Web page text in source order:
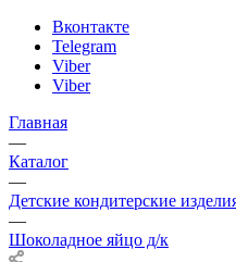
Вконтакте
Telegram
Viber
Viber
Главная
—
Каталог
—
Детские кондитерские
—
Шоколадное яйцо д/к